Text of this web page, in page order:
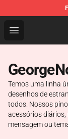
Open menu
Temos uma linha
desenhos de
todos. Nossos
acessórios
mensagem ou